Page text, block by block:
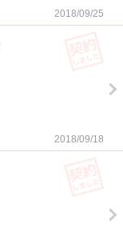
2018/09/25
2018/09/18